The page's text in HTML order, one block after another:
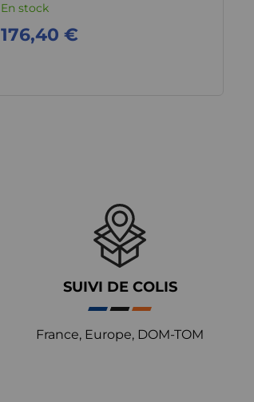
En stock
176,40 €
SUIVI DE COLIS
France, Europe, DOM-TOM